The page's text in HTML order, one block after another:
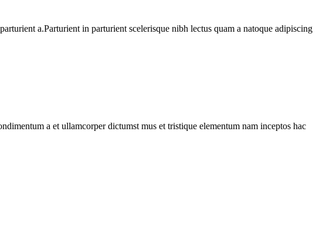
a.Parturient in parturient scelerisque nibh lectus quam a natoque adipiscing
a et ullamcorper dictumst mus et tristique elementum nam inceptos hac